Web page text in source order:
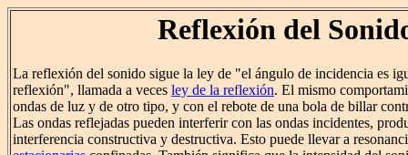
Reflexión del
La reflexión del sonido sigue la ley de "el ángulo de incidencia es
reflexión", llamada a veces ley de la reflexión. El mismo
ondas de luz y de otro tipo, y con el rebote de una bola de billar
Las ondas reflejadas pueden interferir con las ondas incidentes,
interferencia constructiva y destructiva. Esto puede llevar a